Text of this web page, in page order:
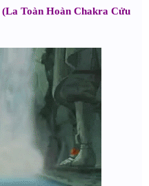
Toàn Hoàn Chakra Cửu